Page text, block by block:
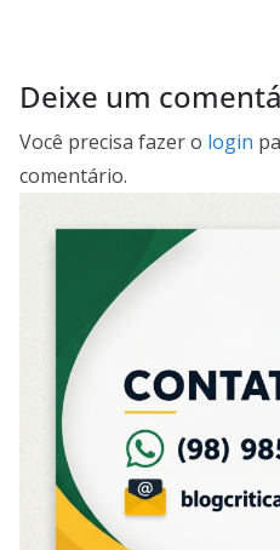
Deixe um
Você precisa fazer o login
comentário.